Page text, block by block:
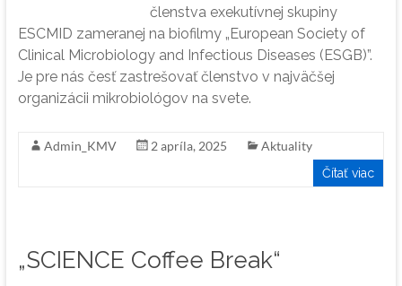
členstva exekutívnej skupiny
ESCMID zameranej na biofilmy „European Society of
Clinical Microbiology and Infectious Diseases (ESGB)”.
Je pre nás česť zastrešovať členstvo v najväčšej
organizácii mikrobiológov na svete.
Admin_KMV 2 apríla, 2025 Aktuality
Čítať viac
„SCIENCE Coffee Break“